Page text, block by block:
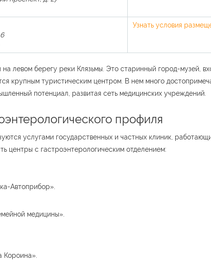
Узнать условия
левом берегу реки Клязьмы. Это старинный город-музей,
крупным туристическим центром. В нем много
потенциал, развитая сеть медицинских учреждений.
профиля
услугами государственных и частных клиник,
центры с гастроэнтерологическим отделением:
Автоприбор».
медицины».
Короина».